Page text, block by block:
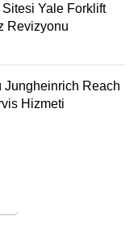
Yale Forklift
Revizyonu
Jungheinrich Reach
Hizmeti